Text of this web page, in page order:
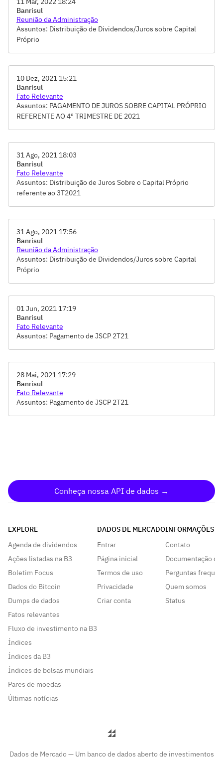
Banrisul
Reunião da Administração
Assuntos: Distribuição de Dividendos/Juros sobre Capital
Próprio
10 Dez, 2021 15:21
Banrisul
Fato Relevante
Assuntos: PAGAMENTO DE JUROS SOBRE CAPITAL PRÓPRIO
REFERENTE AO 4º TRIMESTRE DE 2021
31 Ago, 2021 18:03
Banrisul
Fato Relevante
Assuntos: Distribuição de Juros Sobre o Capital Próprio
referente ao 3T2021
31 Ago, 2021 17:56
Banrisul
Reunião da Administração
Assuntos: Distribuição de Dividendos/Juros sobre Capital
Próprio
01 Jun, 2021 17:19
Banrisul
Fato Relevante
Assuntos: Pagamento de JSCP 2T21
28 Mai, 2021 17:29
Banrisul
Fato Relevante
Assuntos: Pagamento de JSCP 2T21
Conheça nossa API de dados →
EXPLORE
Agenda de dividendos
Ações listadas na B3
Boletim Focus
Dados do Bitcoin
Dumps de dados
Fatos relevantes
Fluxo de investimento na B3
Índices
Índices da B3
Índices de bolsas mundiais
Pares de moedas
Últimas notícias
DADOS DE MERCADO
Entrar
Página inicial
Termos de uso
Privacidade
Criar conta
INFORMAÇÕES
Contato
Documentação da
Perguntas
Quem somos
Status
Dados de Mercado — Um banco de dados aberto de investimentos